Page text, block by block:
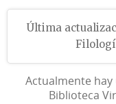
Última
Actualmente
Biblioteca